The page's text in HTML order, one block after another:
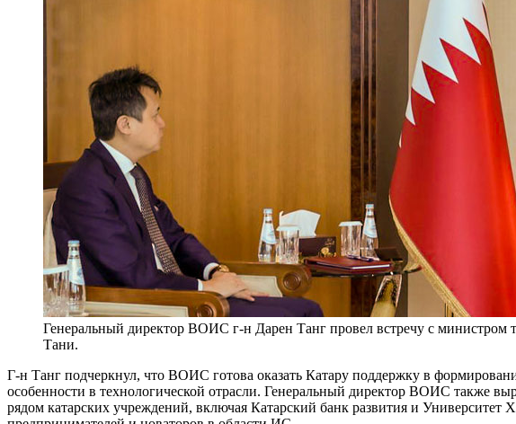
Генеральный директор ВОИС г-н Дарен Танг провел встречу с
Тани.
Г-н Танг подчеркнул, что ВОИС готова оказать Катару поддержку в
особенности в технологической отрасли. Генеральный директор ВОИС также
рядом катарских учреждений, включая Катарский банк развития и